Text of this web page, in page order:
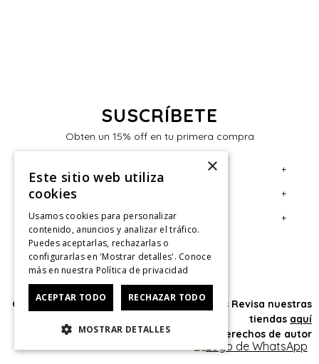
SUSCRÍBETE
Obten un 15% off en tu primera compra
Servicio al Consumidor +
Centro de Ayuda
Contáctanos
Giftcard
Retiro en tienda
Tiendas
Legal +
Términos y Condiciones
Políticas de Despacho
Cambios, Retracto y Garantía
Políticas de Privacidad
Cuenta +
Mi Cuenta
Sigue tu compra
Historial de Compras
Oficina: Av. Las Condes #11281 - Las Condes Revisa nuestras
tiendas aquí
© 2025 HushPuppies Kids derechos de autor
×
Este sitio web utiliza
cookies
Usamos cookies para personalizar
contenido, anuncios y analizar el tráfico.
Puedes aceptarlas, rechazarlas o
configurarlas en 'Mostrar detalles'. Conoce
más en nuestra Política de privacidad
ACEPTAR TODO RECHAZAR TODO
MOSTRAR DETALLES